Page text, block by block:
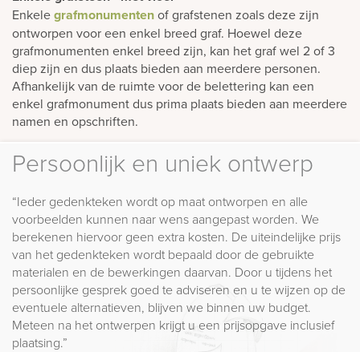
Enkelegrafmonumentenof grafstenen zoals deze zijn
ontworpen voor een enkel breed graf. Hoewel deze
grafmonumenten enkel breed zijn, kan het graf wel 2 of 3
diep zijn en dus plaats bieden aan meerdere personen.
Afhankelijk van de ruimte voor de belettering kan een
enkel grafmonument dus prima plaats bieden aan meerdere
namen en opschriften.
Persoonlijk en uniek ontwerp
“Ieder gedenkteken wordt op maat ontworpen en alle
voorbeelden kunnen naar wens aangepast worden. We
berekenen hiervoor geen extra kosten. De uiteindelijke prijs
van het gedenkteken wordt bepaald door de gebruikte
materialen en de bewerkingen daarvan. Door u tijdens het
persoonlijke gesprek goed te adviseren en u te wijzen op de
eventuele alternatieven, blijven we binnen uw budget.
Meteen na het ontwerpen krijgt u een prijsopgave inclusief
plaatsing.”